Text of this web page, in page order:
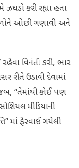
કરી રહ્યા હતા
ઓછી ગણાવી અને
રહેવા વિનંતી કરી, ભાર
રીતે ઉડાવી દેવામાં
“તેમાંથી કોઈ પણ
મીડિયાની
માં ફેરવાઈ ગયેલી